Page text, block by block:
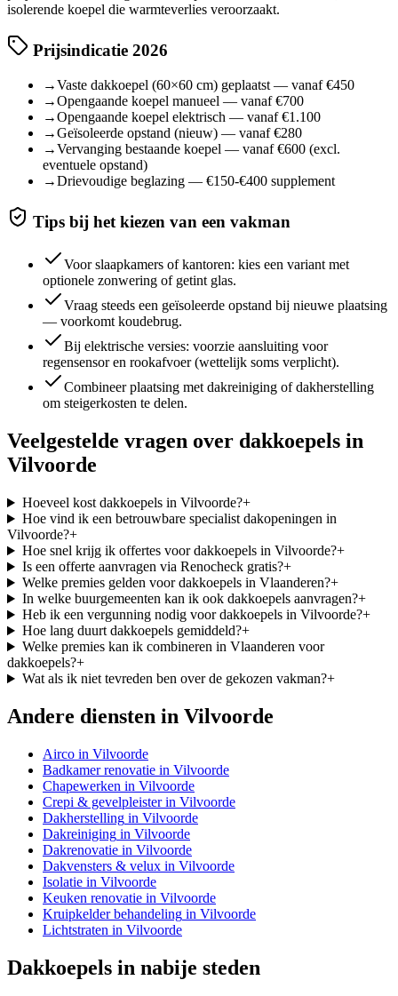
isolerende koepel die warmteverlies veroorzaakt.
Prijsindicatie 2026
→Vaste dakkoepel (60×60 cm) geplaatst — vanaf €450
→Opengaande koepel manueel — vanaf €700
→Opengaande koepel elektrisch — vanaf €1.100
→Geïsoleerde opstand (nieuw) — vanaf €280
→Vervanging bestaande koepel — vanaf €600 (excl.
eventuele opstand)
→Drievoudige beglazing — €150-€400 supplement
Tips bij het kiezen van een vakman
Voor slaapkamers of kantoren: kies een variant met
optionele zonwering of getint glas.
Vraag steeds een geïsoleerde opstand bij nieuwe plaatsing
— voorkomt koudebrug.
Bij elektrische versies: voorzie aansluiting voor
regensensor en rookafvoer (wettelijk soms verplicht).
Combineer plaatsing met dakreiniging of dakherstelling
om steigerkosten te delen.
Veelgestelde vragen over dakkoepels in
Vilvoorde
Hoeveel kost dakkoepels in Vilvoorde?+
Hoe vind ik een betrouwbare specialist dakopeningen in
Vilvoorde?+
Hoe snel krijg ik offertes voor dakkoepels in Vilvoorde?+
Is een offerte aanvragen via Renocheck gratis?+
Welke premies gelden voor dakkoepels in Vlaanderen?+
In welke buurgemeenten kan ik ook dakkoepels aanvragen?+
Heb ik een vergunning nodig voor dakkoepels in Vilvoorde?+
Hoe lang duurt dakkoepels gemiddeld?+
Welke premies kan ik combineren in Vlaanderen voor
dakkoepels?+
Wat als ik niet tevreden ben over de gekozen vakman?+
Andere diensten in Vilvoorde
Airco in Vilvoorde
Badkamer renovatie in Vilvoorde
Chapewerken in Vilvoorde
Crepi & gevelpleisterin Vilvoorde
Dakherstelling in Vilvoorde
Dakreiniging in Vilvoorde
Dakrenovatie in Vilvoorde
Dakvensters & velux in Vilvoorde
Isolatie in Vilvoorde
Keuken renovatie in Vilvoorde
Kruipkelder behandeling in Vilvoorde
Lichtstraten in Vilvoorde
Dakkoepels in nabije steden